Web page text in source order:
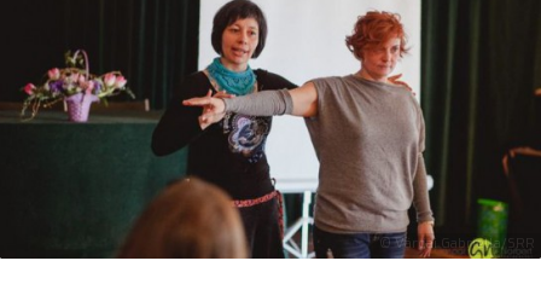
© Várdai Gabriella/SRR